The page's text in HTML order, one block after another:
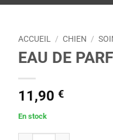
ACCUEIL / CHIEN /
EAU DE
11,90 €
En stock